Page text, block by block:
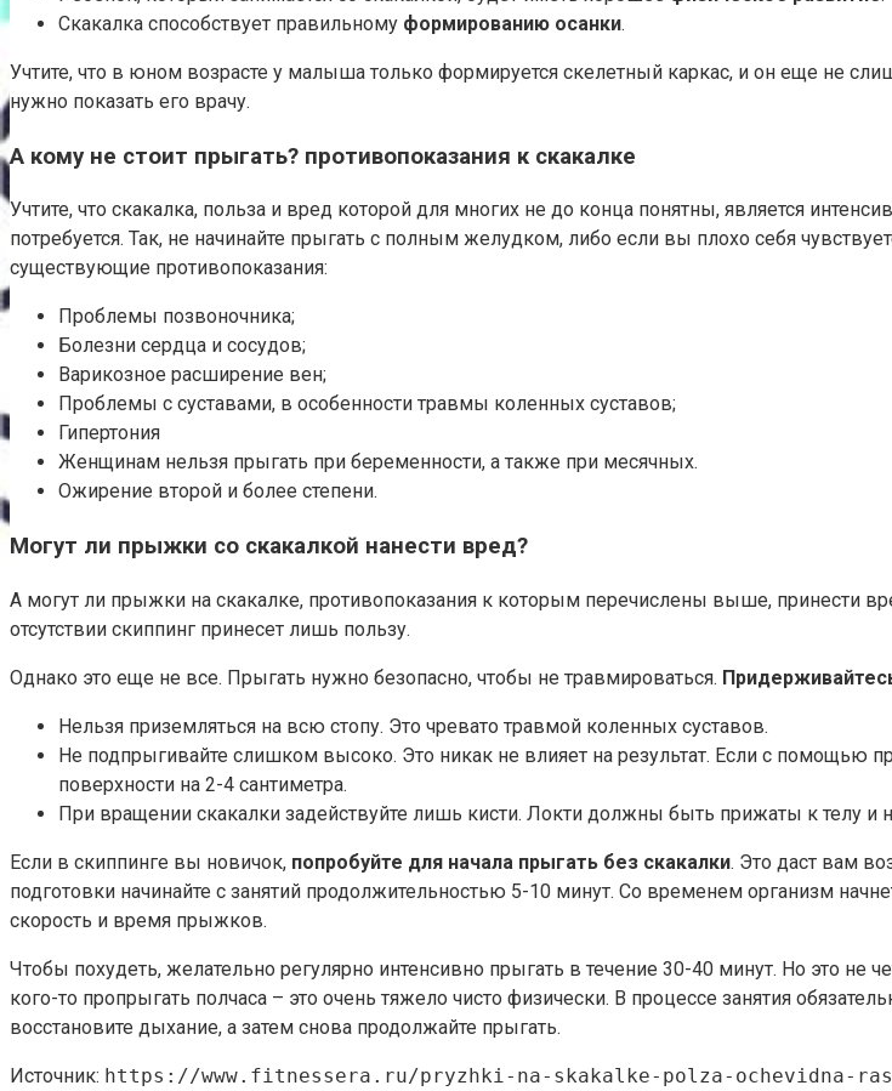
Скакалка способствует правильному формированию осанки.
Учтите, что в юном возрасте у малыша только формируется скелетный каркас, и он еще не
нужно показать его врачу.
А кому не стоит прыгать? противопоказания к скакалке
Учтите, что скакалка, польза и вред которой для многих не до конца понятны, является
потребуется. Так, не начинайте прыгать с полным желудком, либо если вы плохо себя
существующие противопоказания:
Проблемы позвоночника;
Болезни сердца и сосудов;
Варикозное расширение вен;
Проблемы с суставами, в особенности травмы коленных суставов;
Гипертония
Женщинам нельзя прыгать при беременности, а также при месячных.
Ожирение второй и более степени.
Могут ли прыжки со скакалкой нанести вред?
А могут ли прыжки на скакалке, противопоказания к которым перечислены выше, принести
отсутствии скиппинг принесет лишь пользу.
Однако это еще не все. Прыгать нужно безопасно, чтобы не травмироваться.
Нельзя приземляться на всю стопу. Это чревато травмой коленных суставов.
Не подпрыгивайте слишком высоко. Это никак не влияет на результат. Если с помощью
поверхности на 2-4 сантиметра.
При вращении скакалки задействуйте лишь кисти. Локти должны быть прижаты к телу и
Если в скиппинге вы новичок, попробуйте для начала прыгать без скакалки. Это даст вам
подготовки начинайте с занятий продолжительностью 5-10 минут. Со временем организм
скорость и время прыжков.
Чтобы похудеть, желательно регулярно интенсивно прыгать в течение 30-40 минут. Но это
кого-то пропрыгать полчаса – это очень тяжело чисто физически. В процессе занятия
восстановите дыхание, а затем снова продолжайте прыгать.
Источник: https://www.fitnessera.ru/pryzhki-na-skakalke-polza-ochevidna-